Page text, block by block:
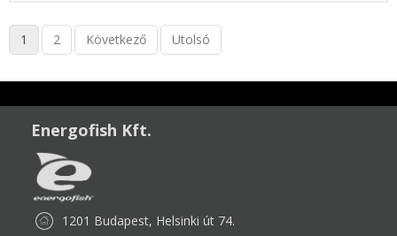
1 2 Következő Utolsó
Energofish Kft.
1201 Budapest, Helsinki út 74.